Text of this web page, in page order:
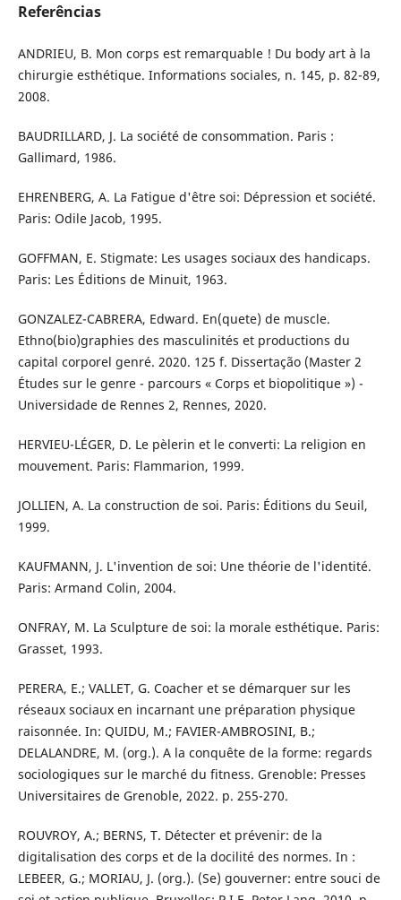
Referências
ANDRIEU, B. Mon corps est remarquable ! Du body art à la
chirurgie esthétique. Informations sociales, n. 145, p. 82-89,
2008.
BAUDRILLARD, J. La société de consommation. Paris :
Gallimard, 1986.
EHRENBERG, A. La Fatigue d'être soi: Dépression et société.
Paris: Odile Jacob, 1995.
GOFFMAN, E. Stigmate: Les usages sociaux des handicaps.
Paris: Les Éditions de Minuit, 1963.
GONZALEZ-CABRERA, Edward. En(quete) de muscle.
Ethno(bio)graphies des masculinités et productions du
capital corporel genré. 2020. 125 f. Dissertação (Master 2
Études sur le genre - parcours « Corps et biopolitique ») -
Universidade de Rennes 2, Rennes, 2020.
HERVIEU-LÉGER, D. Le pèlerin et le converti: La religion en
mouvement. Paris: Flammarion, 1999.
JOLLIEN, A. La construction de soi. Paris: Éditions du Seuil,
1999.
KAUFMANN, J. L'invention de soi: Une théorie de l'identité.
Paris: Armand Colin, 2004.
ONFRAY, M. La Sculpture de soi: la morale esthétique. Paris:
Grasset, 1993.
PERERA, E.; VALLET, G. Coacher et se démarquer sur les
réseaux sociaux en incarnant une préparation physique
raisonnée. In: QUIDU, M.; FAVIER-AMBROSINI, B.;
DELALANDRE, M. (org.). A la conquête de la forme: regards
sociologiques sur le marché du fitness. Grenoble: Presses
Universitaires de Grenoble, 2022. p. 255-270.
ROUVROY, A.; BERNS, T. Détecter et prévenir: de la
digitalisation des corps et de la docilité des normes. In :
LEBEER, G.; MORIAU, J. (org.). (Se) gouverner: entre souci de